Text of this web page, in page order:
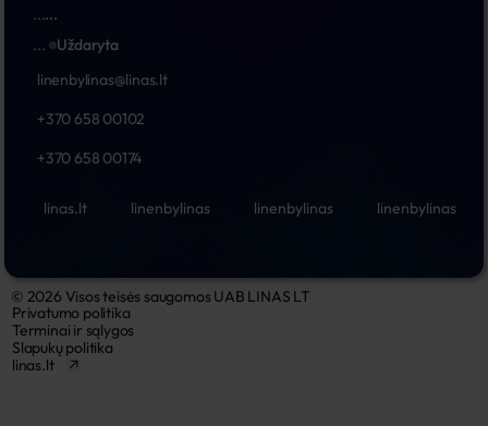
......
...
Uždaryta
linenbylinas@linas.lt
+370 658 00102
+370 658 00174
linas.lt linenbylinas linenbylinas linenbylinas
© 2026 Visos teisės saugomos UAB LINAS LT
Privatumo politika
Terminai ir sąlygos
Slapukų politika
linas.lt